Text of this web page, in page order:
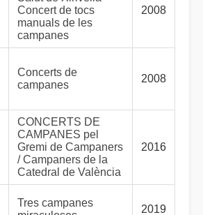
Concert de tocs
manuals de les
campanes
2008
Concerts de
campanes
2008
CONCERTS DE
CAMPANES pel
Gremi de Campaners
/ Campaners de la
Catedral de València
2016
Tres campanes
2019